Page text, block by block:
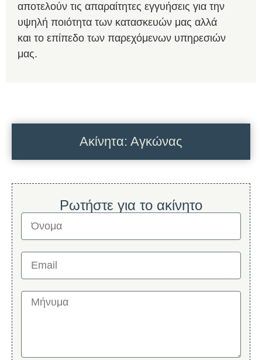
αποτελούν τις απαραίτητες εγγυήσεις για την
υψηλή ποιότητα των κατασκευών μας αλλά
και το επίπεδο των παρεχόμενων υπηρεσιών
μας.
Ακίνητα: Αγκώνας
Ρωτήστε για το ακίνητο